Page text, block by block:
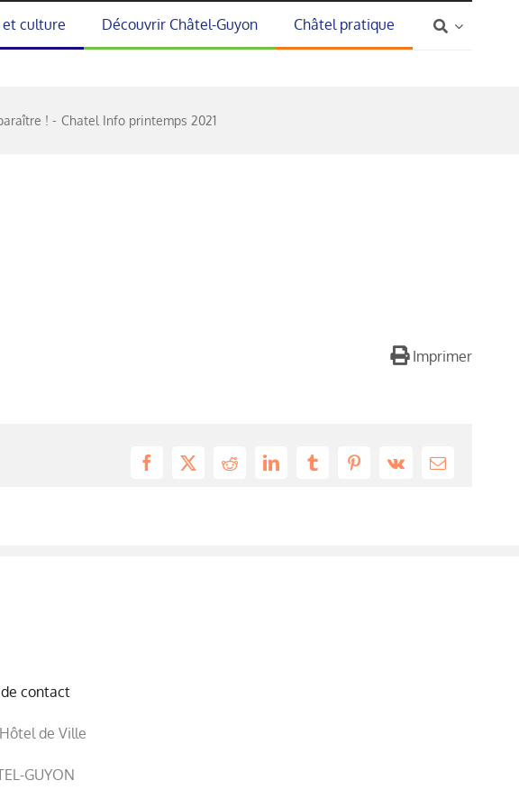
et culture Découvrir Châtel-Guyon Châtel pratique
! Chatel Info printemps 2021
Imprimer
Facebook
X RedditLinkedInTumblrPinterest
Vk Email
contact
de Ville
GUYON